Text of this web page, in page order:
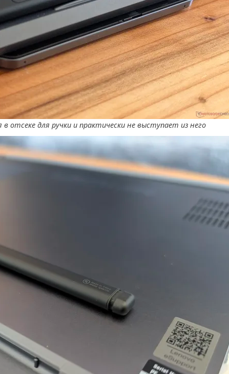
отсеке для ручки и практически не выступает из него